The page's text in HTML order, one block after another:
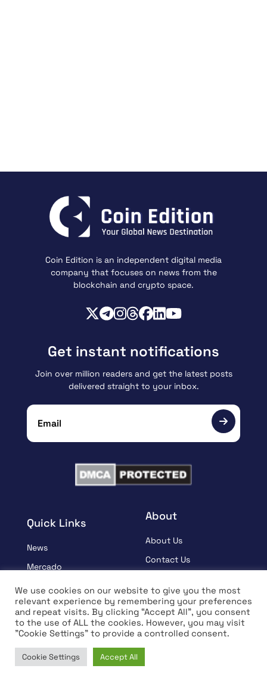
Home News
Coin Edition is an independent digital media
company that focuses on news from the
blockchain and crypto space.
Quick Links
News
Mercado
Predicción de precios
Presione soltar
Patrocinado
Entrevista
About
About Us
Contact Us
Crypto, Blockchain,
Web3 Events
Partners
Get instant notifications
Join over million readers and get the latest posts
delivered straight to your inbox.
We use cookies on our website to give you the most
relevant experience by remembering your preferences
and repeat visits. By clicking “Accept All”, you consent
to the use of ALL the cookies. However, you may visit
"Cookie Settings" to provide a controlled consent.
Cookie Settings Accept All